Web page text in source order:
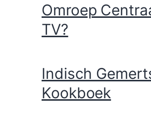
Omroep
TV?
Indisch
Kookboek